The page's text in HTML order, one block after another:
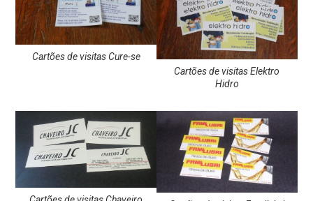
Cartões de visitas Cure-se
Cartões de visitas Elektro
Hidro